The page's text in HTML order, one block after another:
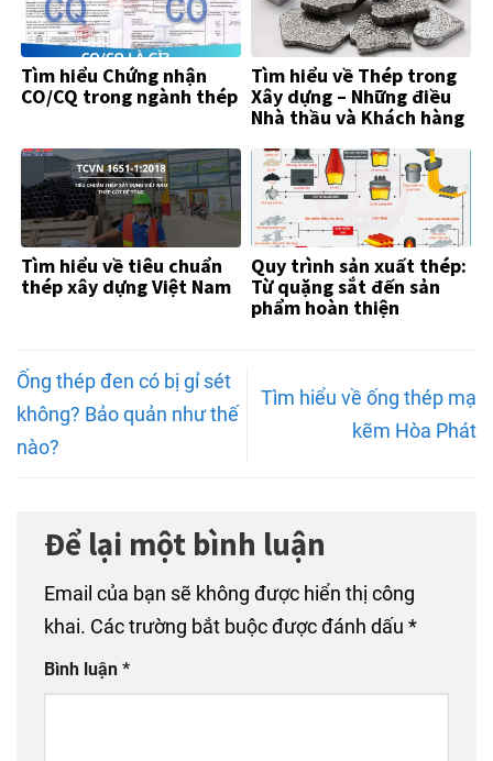
Tìm hiểu Chứng nhận
CO/CQ trong ngành thép
Tìm hiểu về Thép trong
Xây dựng – Những điều
Nhà thầu và Khách hàng
Tìm hiểu về tiêu chuẩn
thép xây dựng Việt Nam
Quy trình sản xuất thép:
Từ quặng sắt đến sản
phẩm hoàn thiện
Ống thép đen có bị gỉ sét
không? Bảo quản như thế
nào?
Tìm hiểu về ống thép mạ
kẽm Hòa Phát
Để lại một bình luận
Email của bạn sẽ không được hiển thị công
khai. Các trường bắt buộc được đánh dấu *
Bình luận *